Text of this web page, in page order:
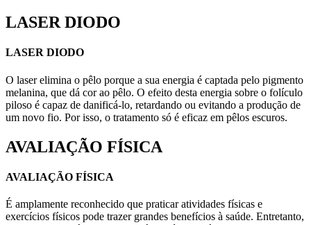
LASER DIODO
LASER DIODO
O laser elimina o pêlo porque a sua energia é captada pelo pigmento
melanina, que dá cor ao pêlo. O efeito desta energia sobre o folículo
piloso é capaz de danificá-lo, retardando ou evitando a produção de
um novo fio. Por isso, o tratamento só é eficaz em pêlos escuros.
AVALIAÇÃO FÍSICA
AVALIAÇÃO FÍSICA
É amplamente reconhecido que praticar atividades físicas e
exercícios físicos pode trazer grandes benefícios à saúde. Entretanto,